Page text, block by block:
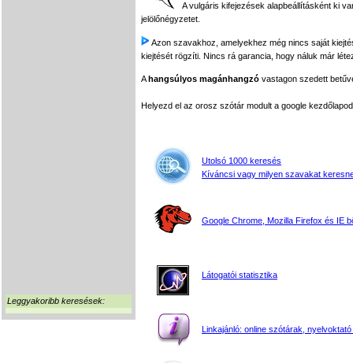
Leggyakoribb keresések:
A vulgáris kifejezések alapbeállításként ki
jelölőnégyzetet.
Azon szavakhoz, amelyekhez még nincs saját
kiejtését rögzíti. Nincs rá garancia, hogy náluk már
Ahangsúlyos magánhangzó vastagon szedett
Helyezd el az orosz szótár modult a google
Utolsó 1000 keresés
Kíváncsi vagy milyen szavakat
Google Chrome, Mozilla Firefox és IE
Látogatói statisztika
Linkajánló: online szótárak, nyelvoktató